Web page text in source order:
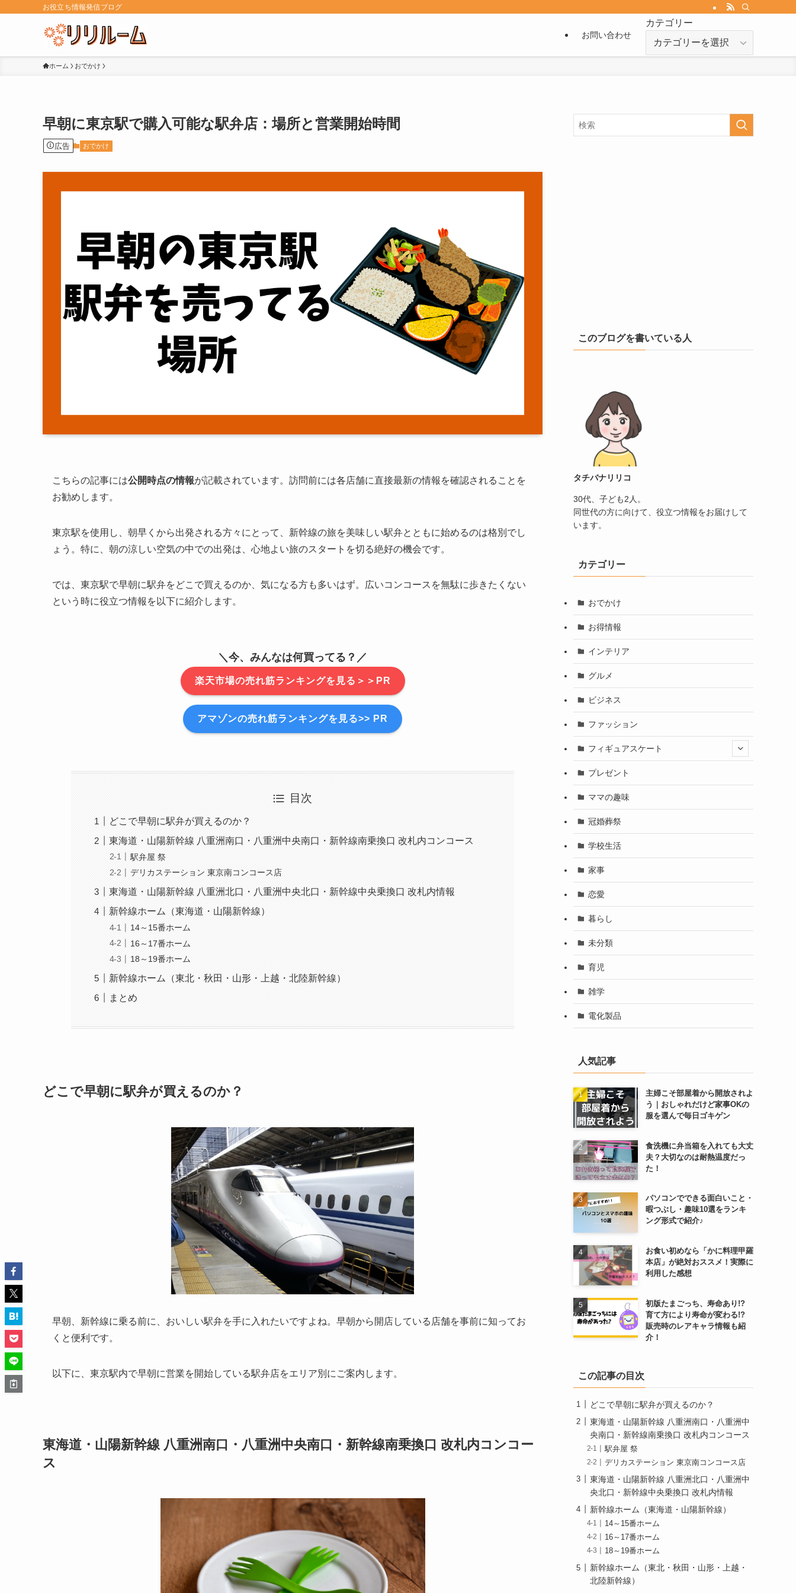
お役立ち情報発信ブログ
お問い合わせ
カテゴリー
ホーム おでかけ
早朝に東京駅で購入可能な駅弁店：場所と営業開始時間
広告 おでかけ
こちらの記事には公開時点の情報が記載されています。訪問前には各店舗に直接最新の情報を確認されることを
お勧めします。
東京駅を使用し、朝早くから出発される方々にとって、新幹線の旅を美味しい駅弁とともに始めるのは格別でし
ょう。特に、朝の涼しい空気の中での出発は、心地よい旅のスタートを切る絶好の機会です。
では、東京駅で早朝に駅弁をどこで買えるのか、気になる方も多いはず。広いコンコースを無駄に歩きたくない
という時に役立つ情報を以下に紹介します。
＼今、みんなは何買ってる？／
楽天市場の売れ筋ランキングを見る＞＞PR
アマゾンの売れ筋ランキングを見る>> PR
目次
どこで早朝に駅弁が買えるのか？
東海道・山陽新幹線 八重洲南口・八重洲中央南口・新幹線南乗換口 改札内コンコース
駅弁屋 祭
デリカステーション 東京南コンコース店
東海道・山陽新幹線 八重洲北口・八重洲中央北口・新幹線中央乗換口 改札内情報
新幹線ホーム（東海道・山陽新幹線）
14～15番ホーム
16～17番ホーム
18～19番ホーム
新幹線ホーム（東北・秋田・山形・上越・北陸新幹線）
まとめ
どこで早朝に駅弁が買えるのか？
早朝、新幹線に乗る前に、おいしい駅弁を手に入れたいですよね。早朝から開店している店舗を事前に知ってお
くと便利です。
以下に、東京駅内で早朝に営業を開始している駅弁店をエリア別にご案内します。
東海道・山陽新幹線 八重洲南口・八重洲中央南口・新幹線南乗換口 改札内コンコー
ス
このブログを書いている人
タチバナリリコ
30代、子ども2人。
同世代の方に向けて、役立つ情報をお届けして
います。
カテゴリー
おでかけ
お得情報
インテリア
グルメ
ビジネス
ファッション
フィギュアスケート
プレゼント
ママの趣味
冠婚葬祭
学校生活
家事
恋愛
暮らし
未分類
育児
雑学
電化製品
人気記事
主婦こそ部屋着から開放されよ
う｜おしゃれだけど家事OKの
服を選んで毎日ゴキゲン
食洗機に弁当箱を入れても大丈
夫？大切なのは耐熱温度だっ
た！
パソコンでできる面白いこと・
暇つぶし・趣味10選をランキ
ング形式で紹介♪
お食い初めなら「かに料理甲羅
本店」が絶対おススメ！実際に
利用した感想
初版たまごっち、寿命あり!?
育て方により寿命が変わる!?
販売時のレアキャラ情報も紹
介！
この記事の目次
どこで早朝に駅弁が買えるのか？
東海道・山陽新幹線 八重洲南口・八重洲中
央南口・新幹線南乗換口 改札内コンコース
駅弁屋 祭
デリカステーション 東京南コンコース店
東海道・山陽新幹線 八重洲北口・八重洲中
央北口・新幹線中央乗換口 改札内情報
新幹線ホーム（東海道・山陽新幹線）
14～15番ホーム
16～17番ホーム
18～19番ホーム
新幹線ホーム（東北・秋田・山形・上越・
北陸新幹線）